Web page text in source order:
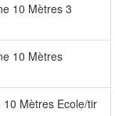
10 Mètres 3
10 Mètres
Mètres Ecole/tir